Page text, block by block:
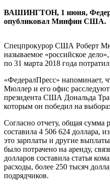
ВАШИНГТОН, 1 июня,
опубликовал Минфин США.
Спецпрокурор США Роберт
называемое «российское
по 31 марта 2018 года
«ФедералПресс» напоминает,
Мюллер и его офис расследуют
президента США Дональда
которым он победил на
Согласно отчету, общая сумма
составила 4 506 624 доллара,
это зарплаты и другие
было потрачено на аренду,
долларов составила статья
расходы, более 250 тысяч
подрядчиков.